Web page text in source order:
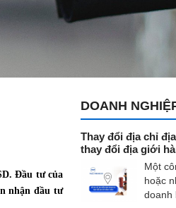
Đầu tư của
nhận đầu tư
DOANH
Thay đổi địa chỉ
thay đổi địa giới
Một
hoặc
doanh